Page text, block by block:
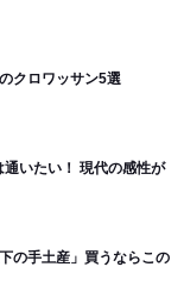
クロワッサン5選
通いたい！ 現代の感性が
の手土産」買うならこの